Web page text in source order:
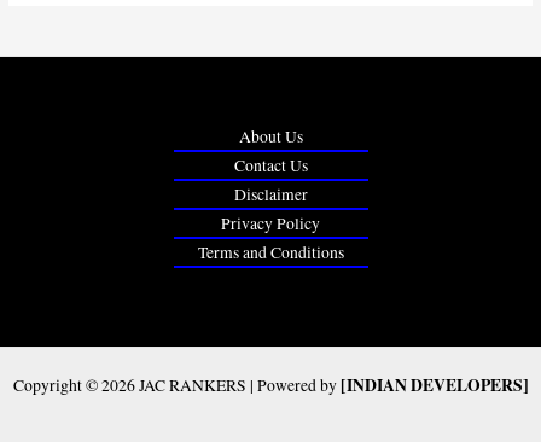
About Us
Contact Us
Disclaimer
Privacy Policy
Terms and Conditions
Copyright © 2026 JAC RANKERS | Powered by [INDIAN DEVELOPERS]